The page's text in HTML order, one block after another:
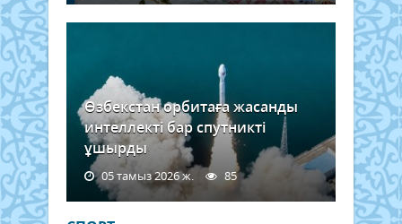
Өзбекстан орбитаға жасанды
интеллекті бар спутникті
ұшырды
05 тамыз 2026 ж. 85